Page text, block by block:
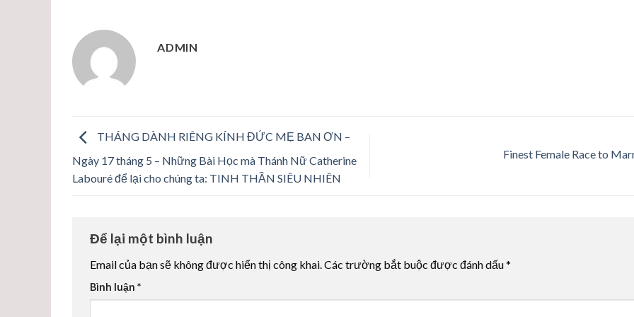
ADMIN
THÁNG DÀNH RIÊNG KÍNH ĐỨC MẸ BAN ƠN –
Ngày 17 tháng 5 – Những Bài Học mà Thánh Nữ Catherine
Labouré để lại cho chúng ta: TINH THẦN SIÊU NHIÊN
Finest Female Race to
Để lại một bình luận
Email của bạn sẽ không được hiển thị công khai.Các trường bắt buộc được đánh dấu*
Bình luận *